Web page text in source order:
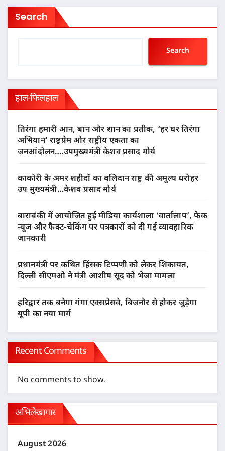
Li
st
at
e
Search
Search
हाल-फिलहाल
तिरंगा हमारी आन, बान और शान का प्रतीक, ‘हर घर तिरंगा
अभियान’ राष्ट्रप्रेम और राष्ट्रीय एकता का
जनआंदोलन….उपमुख्यमंत्री केशव प्रसाद मौर्य
काकोरी के अमर शहीदों का बलिदान राष्ट्र की अमूल्य धरोहर
उप मुख्यमंत्री…केशव प्रसाद मौर्य
बाराबंकी में आयोजित हुई मीडिया कार्यशाला ‘वार्तालाप’, फेक
न्यूज और फैक्ट-चेकिंग पर पत्रकारों को दी गई व्यावहारिक
जानकारी
प्रधानमंत्री पर कथित हिंसक टिप्पणी को लेकर शिकायत,
दिल्ली सीएमओ ने मंत्री आशीष सूद को भेजा मामला
हरिद्वार तक बनेगा गंगा एक्सप्रेसवे, बिजनौर से होकर जुड़ेगा
यूपी का नया मार्ग
Recent Comments
No comments to show.
अभिलेखागार
August 2026